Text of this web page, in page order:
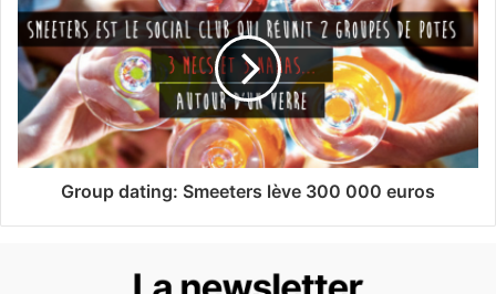
Group dating: Smeeters lève 300 000 euros